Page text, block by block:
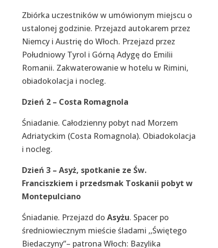
Zbiórka uczestników w umówionym miejscu o
ustalonej godzinie. Przejazd autokarem przez
Niemcy i Austrię do Włoch. Przejazd przez
Południowy Tyrol i Górną Adygę do Emilii
Romanii. Zakwaterowanie w hotelu w Rimini,
obiadokolacja i nocleg.
Dzień 2 – Costa Romagnola
Śniadanie. Całodzienny pobyt nad Morzem
Adriatyckim (Costa Romagnola). Obiadokolacja
i nocleg.
Dzień 3 – Asyż, spotkanie ze Św.
Franciszkiem i przedsmak Toskanii pobyt w
Montepulciano
Śniadanie. Przejazd do Asyżu. Spacer po
średniowiecznym mieście śladami ,,Świętego
Biedaczyny”– patrona Włoch: Bazylika